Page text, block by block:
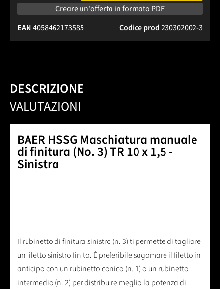
Creare un'offerta in formato PDF
Codice prod230302002-3
EAN4058462173585
DESCRIZIONE
VALUTAZIONI
BAER HSSG Maschiatura manuale
di finitura (No. 3) TR 10 x 1,5 -
Sinistra
Il rubinetto di finitura sinistro (n. 3) ti permette di tagliare
un filetto sinistro finito. È preferibile sagomare il filetto in
anticipo con un rubinetto conico (n. 1) o un rubinetto
intermedio (n. 2) per distribuire meglio la potenza di